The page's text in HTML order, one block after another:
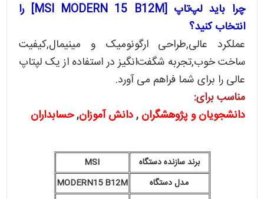
چرا باید لپ‌تاپ [MSI MODERN 15 B12M] را
انتخاب کنید؟
عملکرد عالی,طراحی ارگونومیک و مینیمال,کیفیت
ساخت خوب,تجربه شگفت‌انگیز در استفاده از یک لپتاپ
عالی را برای شما فراهم می آورد.
مناسب برای:
دانشجویان و پژوهشگران,دانش آموزان,حسابداران
برند سازنده دستگاه
MSI
مدل دستگاه
MODERN15 B12M